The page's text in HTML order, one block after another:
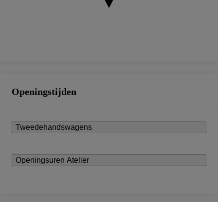
Openingstijden
Tweedehandswagens
Openingsuren Atelier